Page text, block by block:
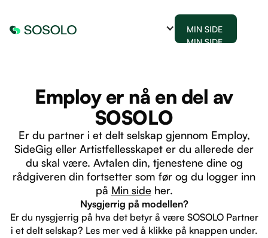
MIN SIDE
MIN SIDE
Employ er nå en del av
SOSOLO
Er du partner i et delt selskap gjennom Employ,
SideGig eller Artistfellesskapet er du allerede der
du skal være. Avtalen din, tjenestene dine og
rådgiveren din fortsetter som før og du logger inn
på Min side her.
Nysgjerrig på modellen?
Er du nysgjerrig på hva det betyr å være SOSOLO Partner
i et delt selskap? Les mer ved å klikke på knappen under.